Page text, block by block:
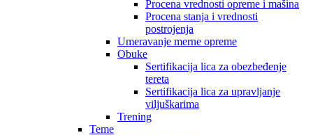
Procena vrednosti opreme i mašina
Procena stanja i vrednosti
postrojenja
Umeravanje merne opreme
Obuke
Sertifikacija lica za obezbeđenje
tereta
Sertifikacija lica za upravljanje
viljuškarima
Trening
Teme